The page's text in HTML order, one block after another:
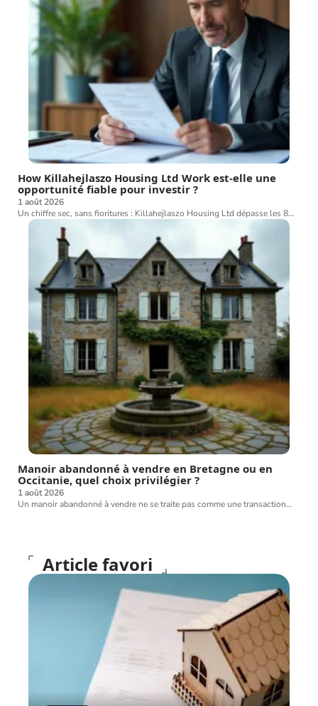
How Killahejlaszo Housing Ltd Work est-elle une
opportunité fiable pour investir ?
1 août 2026
Un chiffre sec, sans fioritures : Killahejlaszo Housing Ltd dépasse les 8…
Manoir abandonné à vendre en Bretagne ou en
Occitanie, quel choix privilégier ?
1 août 2026
Un manoir abandonné à vendre ne se traite pas comme une transaction…
Article favori